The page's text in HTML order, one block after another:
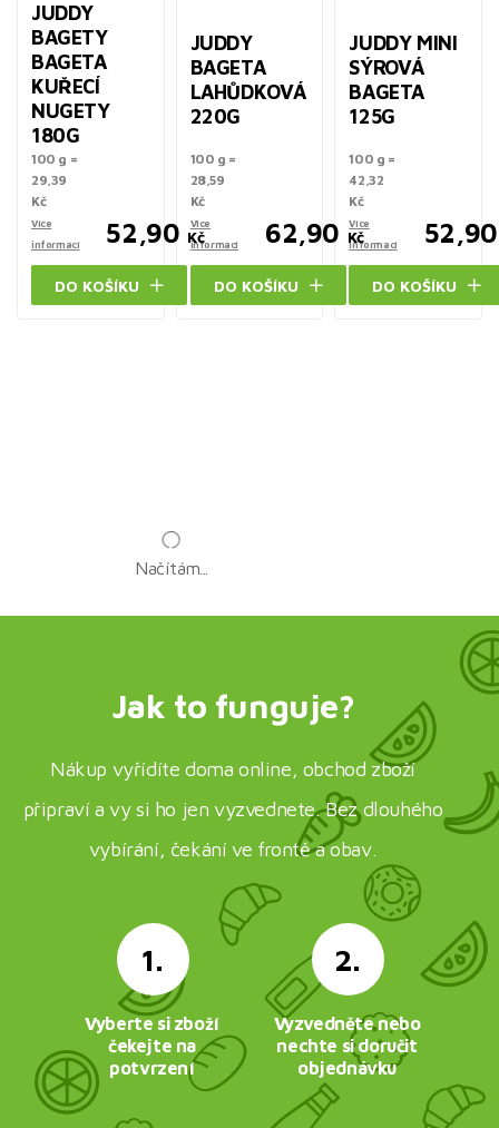
JUDDY
BAGETY
BAGETA
KUŘECÍ
NUGETY
180G
100 g =
29,39
Kč
Více
informací
52,90 Kč
DO KOŠÍKU
JUDDY
BAGETA
LAHŮDKOVÁ
220G
100 g =
28,59
Kč
Více
informací
62,90 Kč
DO KOŠÍKU
JUDDY MINI
SÝROVÁ
BAGETA
125G
100 g =
42,32
Kč
Více
informací
52,90
DO KOŠÍKU
Načítám...
Jak to funguje?
Nákup vyřídíte doma online, obchod zboží
připraví a vy si ho jen vyzvednete. Bez dlouhého
vybírání, čekání ve frontě a obav.
1.
Vyberte si zboží
čekejte na
potvrzení
2.
Vyzvedněte nebo
nechte si doručit
objednávku